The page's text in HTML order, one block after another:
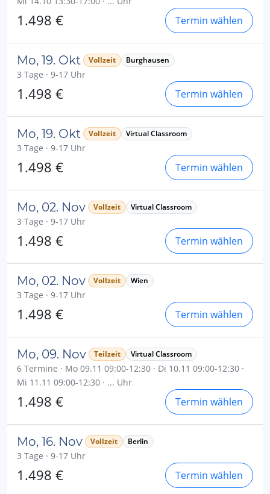
1.498 € Termin wählen
Mo, 19. Okt Vollzeit Burghausen
3 Tage · 9-17 Uhr
1.498 € Termin wählen
Mo, 19. Okt Vollzeit Virtual Classroom
3 Tage · 9-17 Uhr
1.498 € Termin wählen
Mo, 02. Nov Vollzeit Virtual Classroom
3 Tage · 9-17 Uhr
1.498 € Termin wählen
Mo, 02. Nov Vollzeit Wien
3 Tage · 9-17 Uhr
1.498 € Termin wählen
Mo, 09. Nov Teilzeit Virtual Classroom
6 Termine · Mo 09.11 09:00-12:30 · Di 10.11 09:00-12:30 ·
Mi 11.11 09:00-12:30 · ... Uhr
1.498 € Termin wählen
Mo, 16. Nov Vollzeit Berlin
3 Tage · 9-17 Uhr
1.498 € Termin wählen